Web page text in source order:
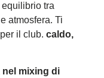
tra
atmosfera. Ti
il club. caldo,
nel mixing di